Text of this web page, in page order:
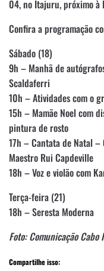
04, no Itajuru, próximo à
Confira a programação
Sábado (18)
9h – Manhã de
Scaldaferri
10h – Atividades com o
15h – Mamãe Noel com
pintura de rosto
17h – Cantata de Natal
Maestro Rui Capdeville
18h – Voz e violão com
Terça-feira (21)
18h – Seresta Moderna
Foto: Comunicação Cabo
Compartilhe isso: